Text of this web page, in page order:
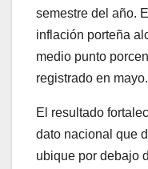
semestre del año.
inflación porteña
medio punto
registrado en mayo.
El resultado
dato nacional que
ubique por debajo